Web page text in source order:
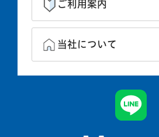
ご利用案内
当社について